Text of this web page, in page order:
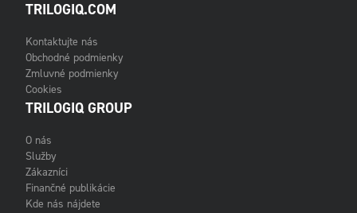
TRILOGIQ.COM
Kontaktujte nás
Obchodné podmienky
Zmluvné podmienky
Cookies
TRILOGIQ GROUP
O nás
Služby
Zákazníci
Finančné publikácie
Kde nás nájdete